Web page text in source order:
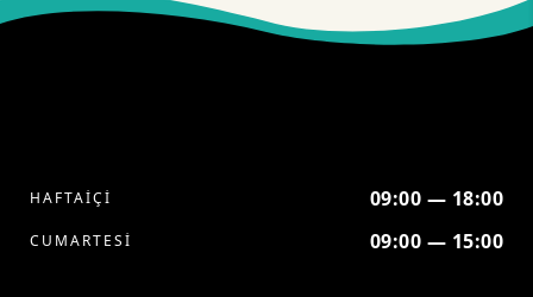
HAFTAİÇİ 09:00 — 18:00
CUMARTESİ 09:00 — 15:00